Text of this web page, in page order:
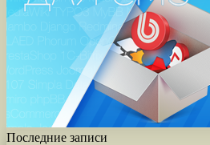
Последние записи